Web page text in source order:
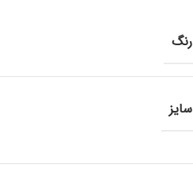
رنگ
سایز